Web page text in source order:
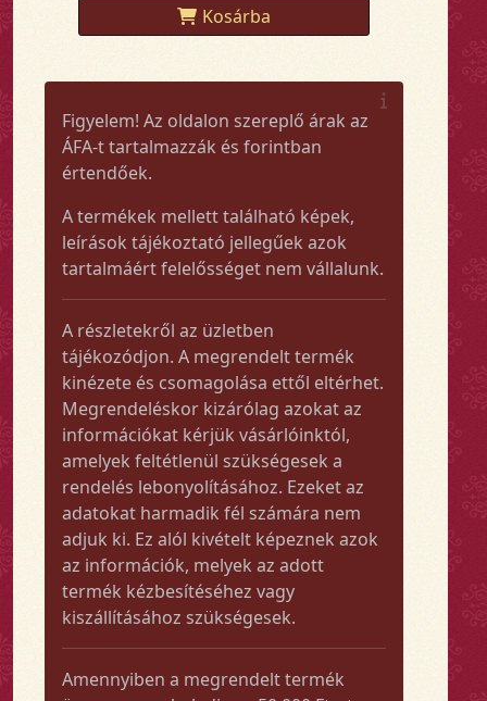
Kosárba
Figyelem! Az oldalon szereplő árak az
ÁFA-t tartalmazzák és forintban
értendőek.
A termékek mellett található képek,
leírások tájékoztató jellegűek azok
tartalmáért felelősséget nem vállalunk.
A részletekről az üzletben
tájékozódjon. A megrendelt termék
kinézete és csomagolása ettől eltérhet.
Megrendeléskor kizárólag azokat az
információkat kérjük vásárlóinktól,
amelyek feltétlenül szükségesek a
rendelés lebonyolításához. Ezeket az
adatokat harmadik fél számára nem
adjuk ki. Ez alól kivételt képeznek azok
az információk, melyek az adott
termék kézbesítéséhez vagy
kiszállításához szükségesek.
Amennyiben a megrendelt termék